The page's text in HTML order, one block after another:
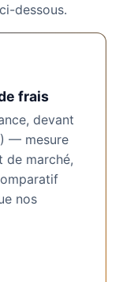
dessous.
frais
devant
— mesure
de marché,
nos